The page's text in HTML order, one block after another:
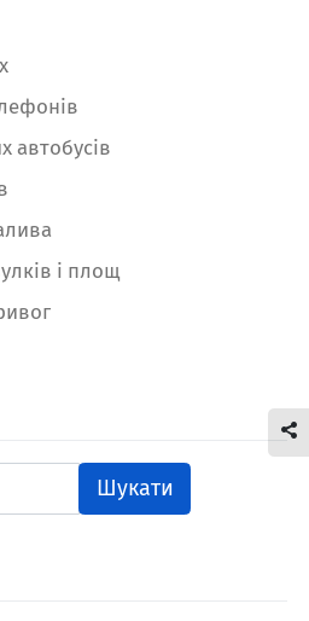
автобусів
і площ
Шукати